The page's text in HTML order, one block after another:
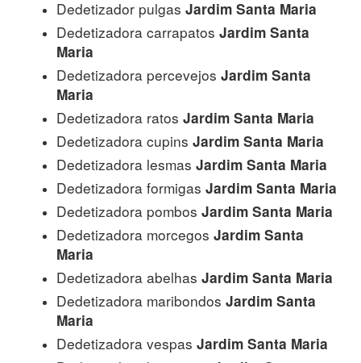
Dedetizador pulgas Jardim Santa Maria
Dedetizadora carrapatos Jardim Santa
Maria
Dedetizadora percevejos Jardim Santa
Maria
Dedetizadora ratos Jardim Santa Maria
Dedetizadora cupins Jardim Santa Maria
Dedetizadora lesmas Jardim Santa Maria
Dedetizadora formigas Jardim Santa Maria
Dedetizadora pombos Jardim Santa Maria
Dedetizadora morcegos Jardim Santa
Maria
Dedetizadora abelhas Jardim Santa Maria
Dedetizadora maribondos Jardim Santa
Maria
Dedetizadora vespas Jardim Santa Maria